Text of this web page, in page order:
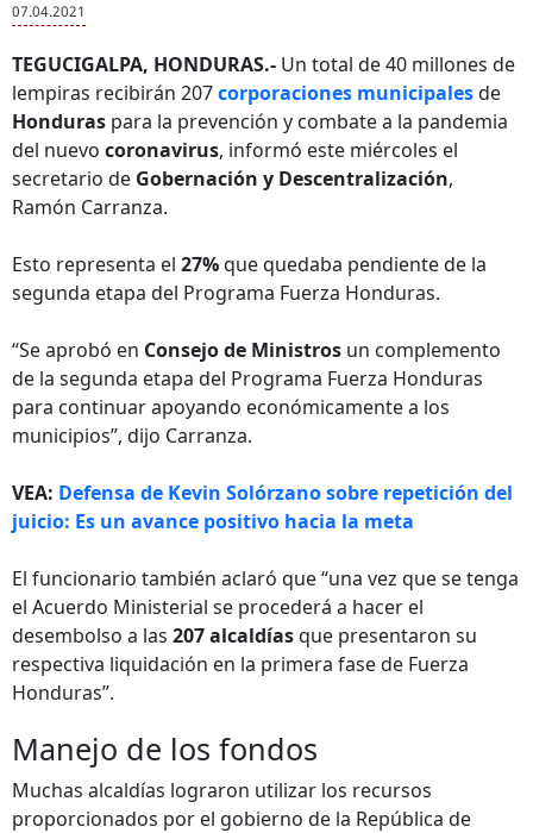
07.04.2021
TEGUCIGALPA, HONDURAS.- Un total de 40 millones de
lempiras recibirán 207corporaciones municipalesde
Honduras para la prevención y combate a la pandemia
del nuevo coronavirus, informó este miércoles el
secretario de Gobernación y Descentralización,
Ramón Carranza.
Esto representa el 27%que quedaba pendiente de la
segunda etapa del Programa Fuerza Honduras.
“Se aprobó en Consejo de Ministros un complemento
de la segunda etapa del Programa Fuerza Honduras
para continuar apoyando económicamente a los
municipios”, dijo Carranza.
VEA: Defensa de Kevin Solórzano sobre repetición del
juicio: Es un avance positivo hacia la meta
El funcionario también aclaró que “una vez que se tenga
el Acuerdo Ministerial se procederá a hacer el
desembolso a las 207 alcaldíasque presentaron su
respectiva liquidación en la primera fase de Fuerza
Honduras”.
Manejo de los fondos
Muchas alcaldías lograron utilizar los recursos
proporcionados por el gobierno de la República de